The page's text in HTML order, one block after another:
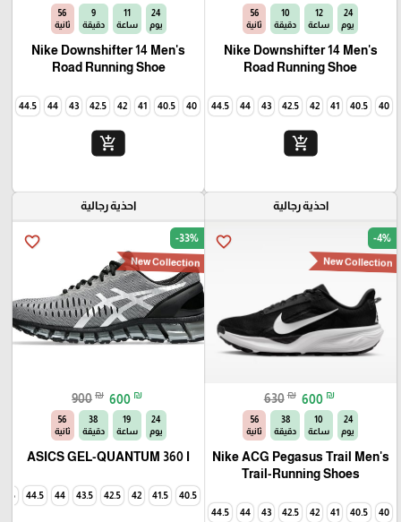
24
يوم
12
ساعة
10
دقيقة
54
ثانية
Nike Downshifter 14 Men's
Road Running Shoe
40
40.5
41
42
42.5
43
44
44.5
45
add_shopping_cart
24
يوم
11
ساعة
9
دقيقة
54
ثانية
Nike Downshifter 14 Men's
Road Running Shoe
40
40.5
41
42
42.5
43
44
44.5
add_shopping_cart
احذية رجالية
favorite_border -4%
New Collection
630 ₪ 600 ₪
24
يوم
10
ساعة
38
دقيقة
54
ثانية
Nike ACG Pegasus Trail Men's
Trail-Running Shoes
40
40.5
41
42
42.5
43
44
44.5
احذية رجالية
favorite_border -33%
New Collection
900 ₪ 600 ₪
24
يوم
19
ساعة
38
دقيقة
54
ثانية
ASICS GEL-QUANTUM 360 I
40.5
41.5
42
42.5
43.5
44
44.5
45